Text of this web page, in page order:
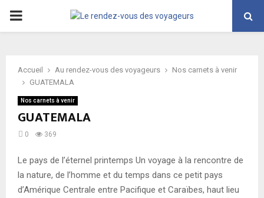
PRIMARY
Accueil Au rendez-vous des voyageurs
Nos carnets à venir
GUATEMALA
Nos carnets à venir
GUATEMALA
0 369
Le pays de l’éternel printemps Un voyage à la rencontre de
la nature, de l’homme et du temps dans ce petit pays
d’Amérique Centrale entre Pacifique et Caraïbes, haut lieu